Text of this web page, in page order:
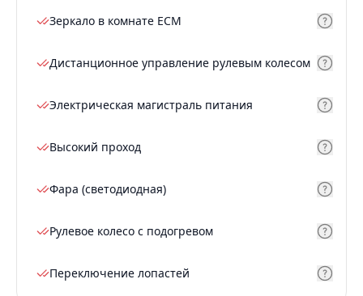
Зеркало в комнате ECM
Дистанционное управление рулевым колесом
Электрическая магистраль питания
Высокий проход
Фара (светодиодная)
Рулевое колесо с подогревом
Переключение лопастей